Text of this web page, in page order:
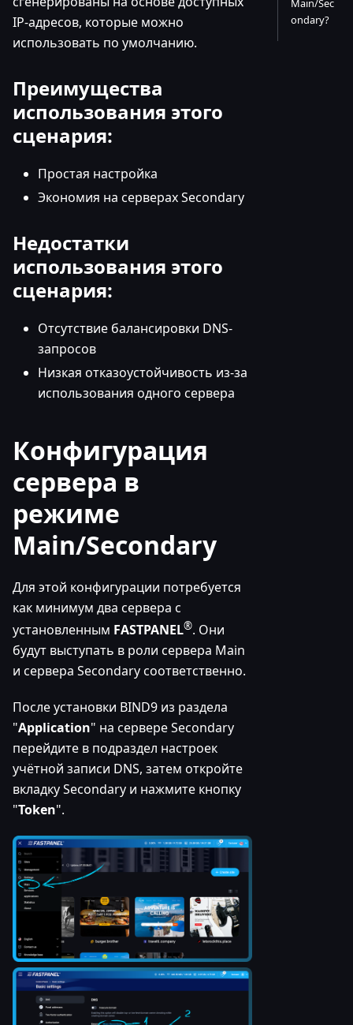
IP-адресов, которые можно
использовать по умолчанию.
Преимущества
использования этого
сценария:
Простая настройка
Экономия на серверах Secondary
Недостатки
использования этого
сценария:
Отсутствие балансировки DNS-
запросов
Низкая отказоустойчивость из-за
использования одного сервера
Конфигурация
сервера в
режиме
Main/Secondary
Для этой конфигурации потребуется
как минимум два сервера с
установленным FASTPANEL®. Они
будут выступать в роли сервера Main
и сервера Secondary соответственно.
После установки BIND9 из раздела
"Application" на сервере Secondary
перейдите в подраздел настроек
учётной записи DNS, затем откройте
вкладку Secondary и нажмите кнопку
"Token".
Main/Sec
ondary?